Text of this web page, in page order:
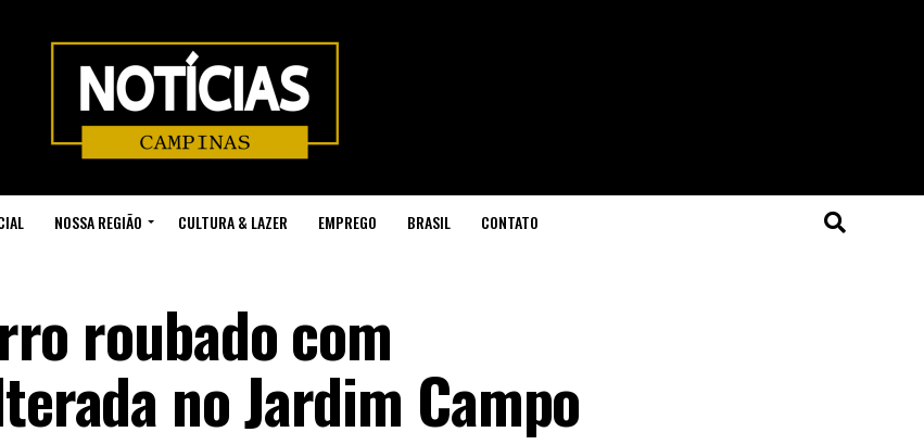
NOSSA REGIÃO CULTURA & LAZER EMPREGO BRASIL CONTATO
roubado com
no Jardim Campo